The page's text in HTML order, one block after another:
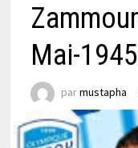
Mai-1945
parmustapha